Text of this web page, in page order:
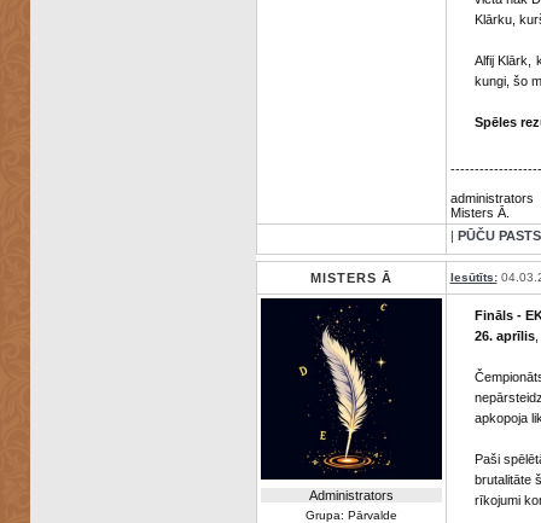
Klārku,
Alfij Klārk,
kungi, šo
Spēles
administrators
Misters Ā.
| PŪČU PASTS
MISTERS Ā Iesūtīts:
Administrators
Grupa: Pārvalde
Fināls -
26. aprīlis,
apkopoja
Paši
brutalitāte
rīkojumi